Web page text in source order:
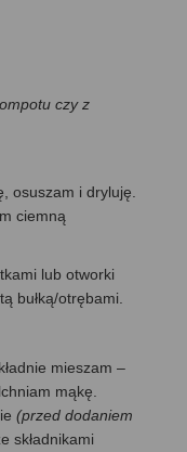
czy z
osuszam i dryluję.
ciemną
lub otworki
bułką/otrębami.
mieszam –
mąkę.
(przed dodaniem
składnikami